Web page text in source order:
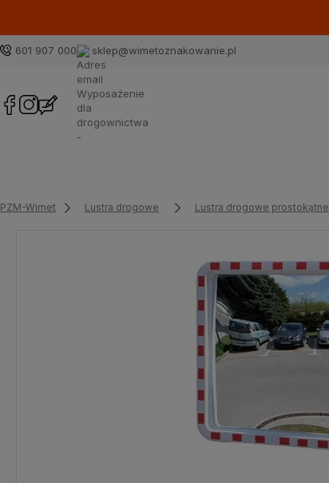
601 907 000 sklep@wimetoznakowanie.pl
PZM-Wimet Lustra drogowe Lustra drogowe prostokątne